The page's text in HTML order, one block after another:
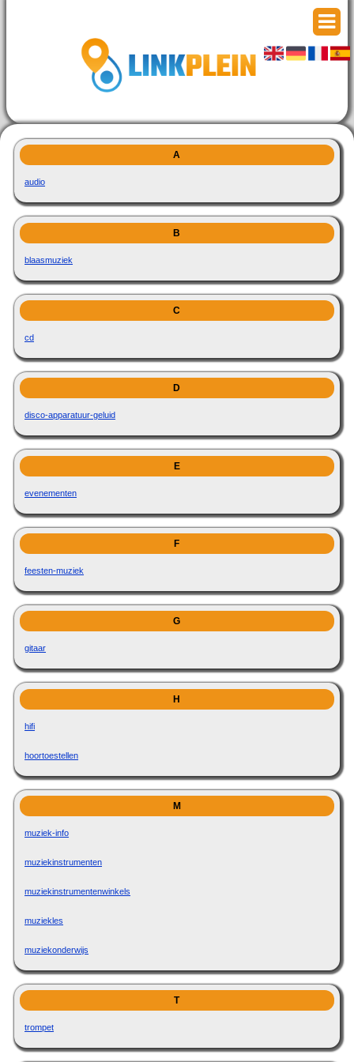
A
audio
B
blaasmuziek
C
cd
D
disco-apparatuur-geluid
E
evenementen
F
feesten-muziek
G
gitaar
H
hifi
hoortoestellen
M
muziek-info
muziekinstrumenten
muziekinstrumentenwinkels
muziekles
muziekonderwijs
T
trompet